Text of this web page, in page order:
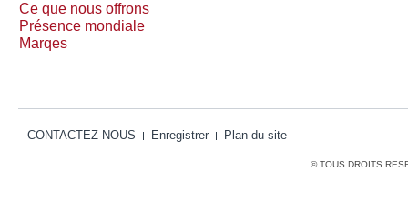
Ce que nous offrons
Présence mondiale
Marqes
CONTACTEZ-NOUS Enregistrer Plan du site
© TOUS DROITS